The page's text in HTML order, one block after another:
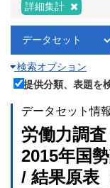
詳細集計
検索オプション
提供分類、表題を
データセット情報
労働力調査
2015年国
/ 結果原表